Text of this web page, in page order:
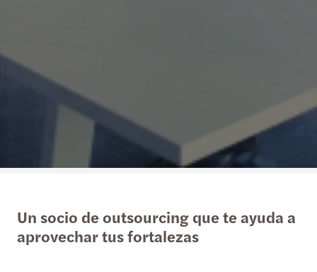
Un socio de outsourcing que te ayuda a
aprovechar tus fortalezas